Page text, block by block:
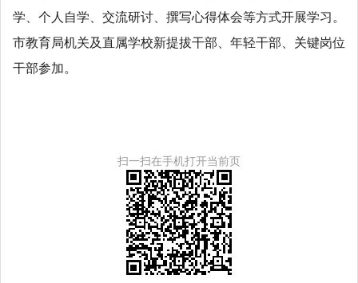
学、个人自学、交流研讨、撰写心得体会等方式开展学习。
市教育局机关及直属学校新提拔干部、年轻干部、关键岗位
干部参加。
扫一扫在手机打开当前页